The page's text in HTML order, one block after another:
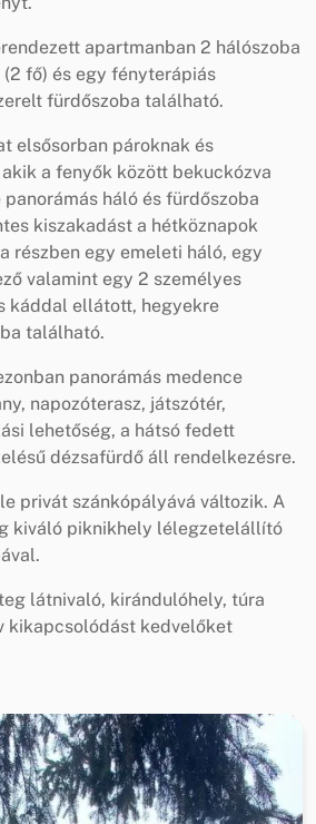
apartmanban 2 hálószoba
fő) és egy fényterápiás
fürdőszoba található.
elsősorban pároknak és
a fenyők között bekuckózva
háló és fürdőszoba
kiszakadást a hétköznapok
részben egy emeleti háló, egy
valamint egy 2 személyes
káddal ellátott, hegyekre
található.
panorámás medence
napozóterasz, játszótér,
lehetőség, a hátsó fedett
dézsafürdő áll rendelkezésre.
privát szánkópályává változik. A
kiváló piknikhely lélegzetelállító
látnivaló, kirándulóhely, túra
kikapcsolódást kedvelőket